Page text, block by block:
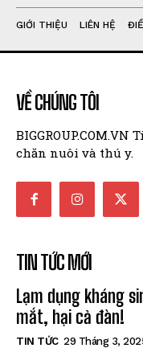
GIỚI THIỆU LIÊN HỆ
VỀ CHÚNG TÔI
chăn nuôi và thú y.
TIN TỨC MỚI
Lạm dụng kháng
mắt, hại cả đàn!
TIN TỨC 29 Tháng 3,